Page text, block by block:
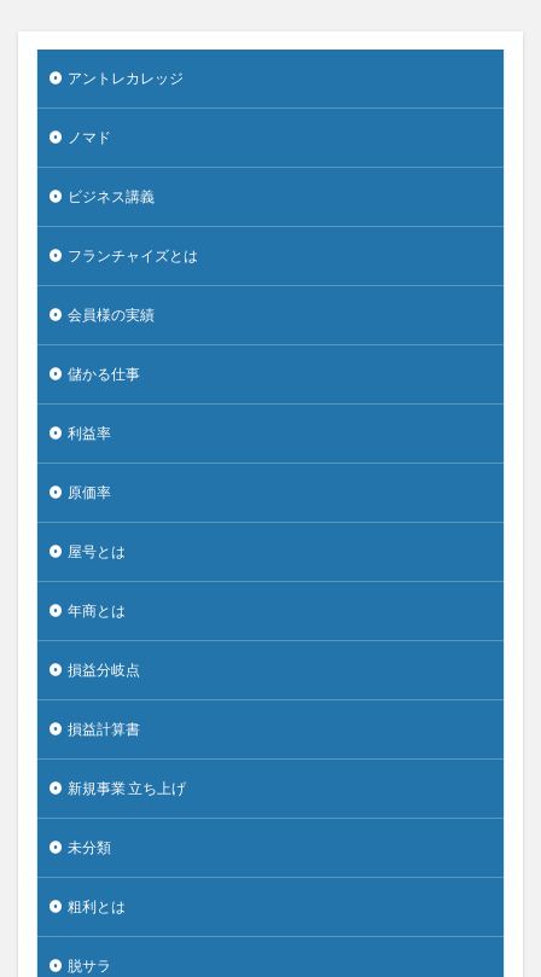
アントレカレッジ
ノマド
ビジネス講義
フランチャイズとは
会員様の実績
儲かる仕事
利益率
原価率
屋号とは
年商とは
損益分岐点
損益計算書
新規事業 立ち上げ
未分類
粗利とは
脱サラ